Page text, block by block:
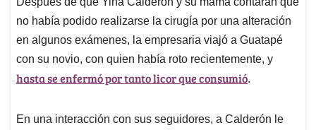
s
A
p
p
b
o
o
k
e
d
I
n
l
a
d
s
no había podido realizarse la cirugía por una alteración
en algunos exámenes, la empresaria viajó a Guatapé
con su novio, con quien había roto recientemente, y
hasta se enfermó por tanto licor que consumió.
En una interacción con sus seguidores, a Calderón le